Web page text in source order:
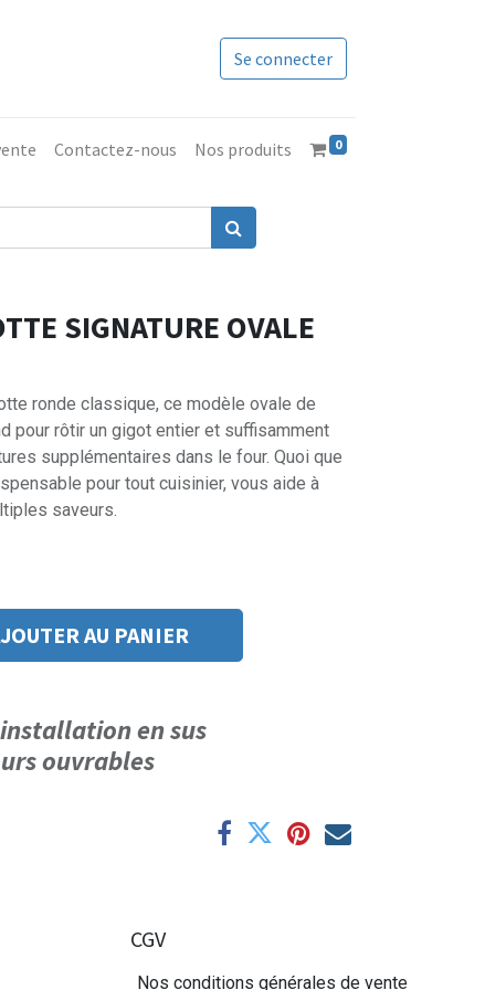
Se connecter
Contactez-nous Nos produits 0
SIGNATURE OVALE
ronde classique, ce modèle ovale de
pour rôtir un gigot entier et suffisamment
supplémentaires dans le four. Quoi que
pour tout cuisinier, vous aide à
saveurs.
AU PANIER
en sus
ouvrables
CGV
Nos conditions générales de vente